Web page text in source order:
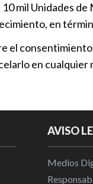
Política
mil Unidades
en
el
en
AVISO
Medios